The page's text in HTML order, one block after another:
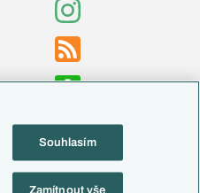
Souhlasím
Zamítnout vše